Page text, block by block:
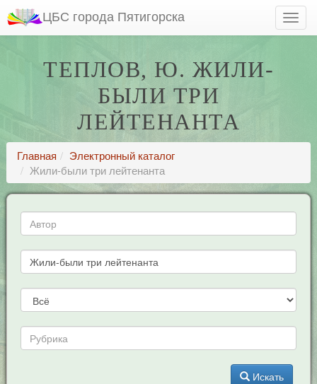
ЦБС города Пятигорска
ТЕПЛОВ, Ю. ЖИЛИ-
БЫЛИ ТРИ
ЛЕЙТЕНАНТА
Главная
Электронный каталог
Жили-были три лейтенанта
Искать